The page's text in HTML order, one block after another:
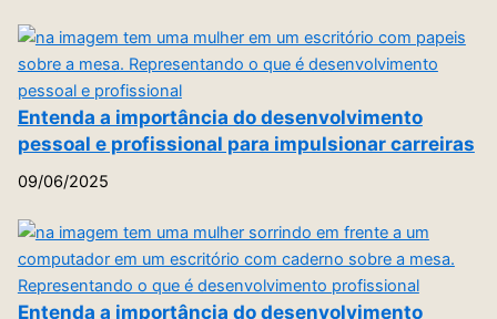
Entenda a importância do desenvolvimento
pessoal e profissional para impulsionar carreiras
09/06/2025
Entenda a importância do desenvolvimento